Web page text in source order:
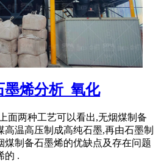
墨烯分析_氧化
面两种工艺可以看出,无烟煤制备
高温高压制成高纯石墨,再由石墨制
煤制备石墨烯的优缺点及存在问题
的 .